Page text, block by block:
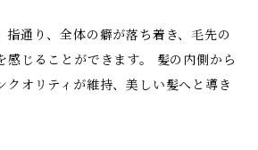
指通り、全体の癖が落ち着き、毛先の
感じることができます。 髪の内側から
クオリティが維持、美しい髪へと導き